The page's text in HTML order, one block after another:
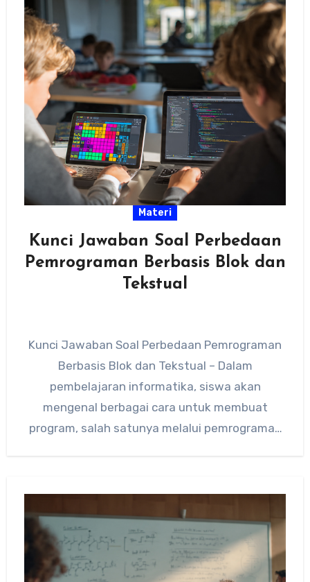
Materi
Kunci Jawaban Soal Perbedaan
Pemrograman Berbasis Blok dan
Tekstual
Kunci Jawaban Soal Perbedaan Pemrograman
Berbasis Blok dan Tekstual – Dalam
pembelajaran informatika, siswa akan
mengenal berbagai cara untuk membuat
program, salah satunya melalui pemrograman